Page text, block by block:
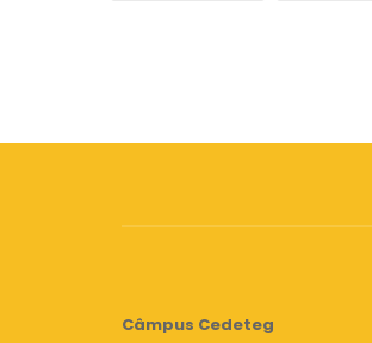
Câmpus Cedeteg